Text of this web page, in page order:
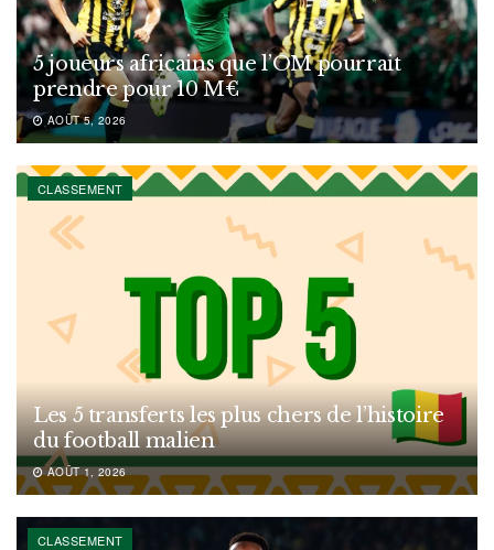
5 joueurs africains que l’OM pourrait
prendre pour 10 M€
AOÛT 5, 2026
CLASSEMENT
Les 5 transferts les plus chers de l’histoire
du football malien
AOÛT 1, 2026
CLASSEMENT